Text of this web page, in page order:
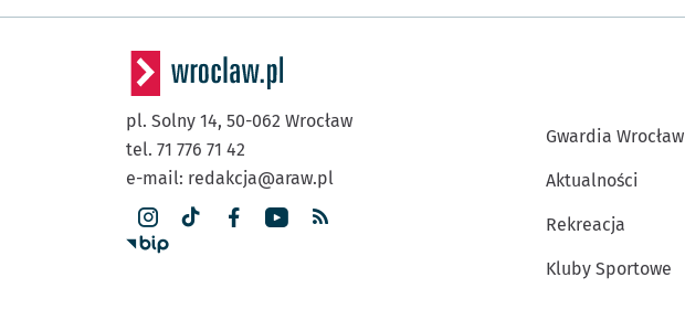
pl. Solny 14, 50-062 Wrocław
tel. 71 776 71 42
e-mail: redakcja@araw.pl
Gwardia Wrocław
Aktualności
Rekreacja
Kluby Sportowe